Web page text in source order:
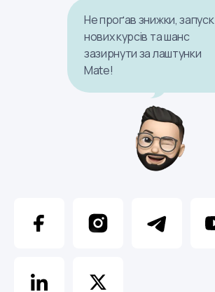
Не проґав знижки, запуск
нових курсів та шанс
зазирнути за лаштунки
Mate!